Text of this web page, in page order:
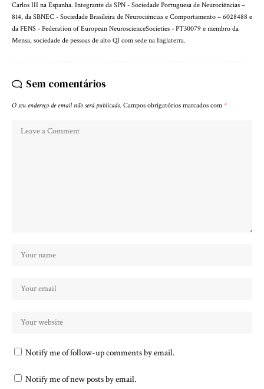
Carlos III na Espanha. Integrante da SPN - Sociedade Portuguesa de Neurociências –
814, da SBNEC - Sociedade Brasileira de Neurociências e Comportamento – 6028488 e
da FENS - Federation of European NeuroscienceSocieties - PT30079 e membro da
Mensa, sociedade de pessoas de alto QI com sede na Inglaterra.
Sem comentários
O seu endereço de email não será publicado. Campos obrigatórios marcados com *
Notify me of follow-up comments by email.
Notify me of new posts by email.